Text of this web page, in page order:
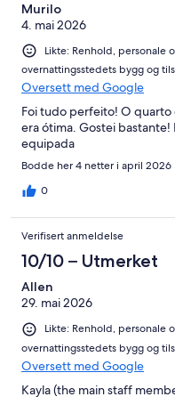
Murilo
4. mai 2026
Likte: Renhold, personale
overnattingsstedets bygg og
Oversett med Google
Foi tudo perfeito! O
era ótima. Gostei bastante!
equipada
Bodde her 4 netter i april 2026
0
Verifisert anmeldelse
10/10 – Utmerket
Allen
29. mai 2026
Likte: Renhold, personale
overnattingsstedets bygg og
Oversett med Google
Kayla (the main staff